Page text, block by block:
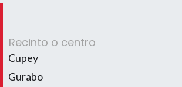
Recinto o centro
Cupey
Gurabo